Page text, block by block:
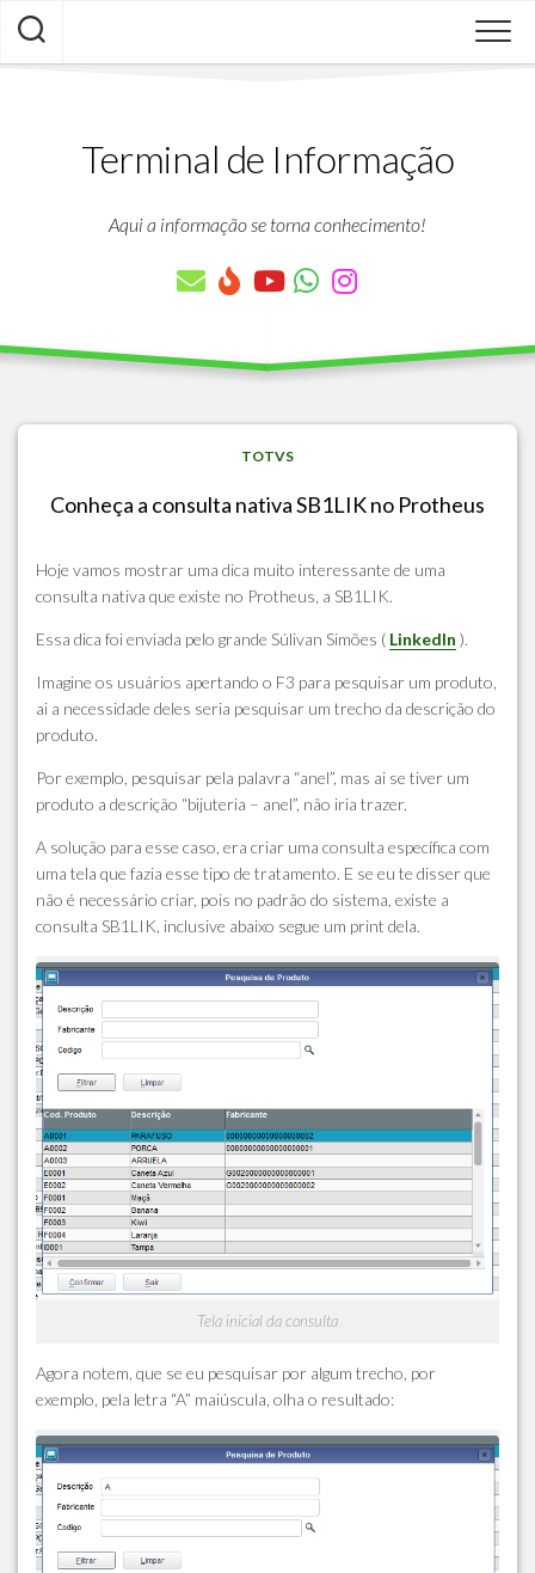
Skip
content
Terminal de Informação
Aqui a informação se torna conhecimento!
TOTVS
Conheça a consulta nativa SB1LIK no Protheus
Hoje vamos mostrar uma dica muito interessante de uma
consulta nativa que existe no Protheus, a SB1LIK.
Essa dica foi enviada pelo grande Súlivan Simões ( LinkedIn ).
Imagine os usuários apertando o F3 para pesquisar um produto,
ai a necessidade deles seria pesquisar um trecho da descrição do
produto.
Por exemplo, pesquisar pela palavra “anel”, mas ai se tiver um
produto a descrição “bijuteria – anel”, não iria trazer.
A solução para esse caso, era criar uma consulta específica com
uma tela que fazia esse tipo de tratamento. E se eu te disser que
não é necessário criar, pois no padrão do sistema, existe a
consulta SB1LIK, inclusive abaixo segue um print dela.
Tela inicial da consulta
Agora notem, que se eu pesquisar por algum trecho, por
exemplo, pela letra “A” maiúscula, olha o resultado: